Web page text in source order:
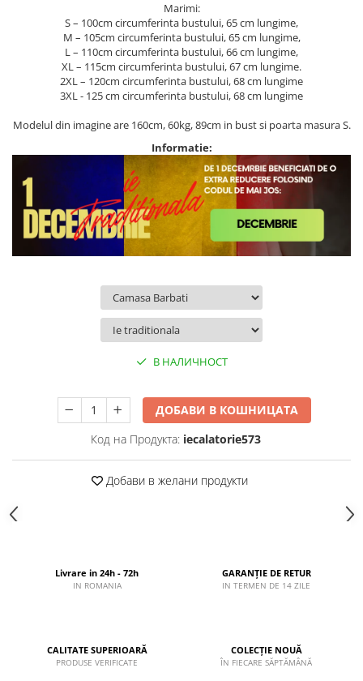
Marimi:
S – 100cm circumferinta bustului, 65 cm lungime,
M – 105cm circumferinta bustului, 65 cm lungime,
L – 110cm circumferinta bustului, 66 cm lungime,
XL – 115cm circumferinta bustului, 67 cm lungime.
2XL – 120cm circumferinta bustului, 68 cm lungime
3XL - 125 cm circumferinta bustului, 68 cm lungime
Modelul din imagine are 160cm, 60kg, 89cm in bust si poarta masura S.
Informatie:
В НАЛИЧНОСТ
ДОБАВИ В КОШНИЦАТА
Код на Продукта: iecalatorie573
Добави в желани продукти
Livrare in 24h - 72h
IN ROMANIA
GARANȚIE DE RETUR
IN TERMEN DE 14 ZILE
CALITATE SUPERIOARĂ
PRODUSE VERIFICATE
COLECȚIE NOUĂ
ÎN FIECARE SĂPTĂMÂNĂ